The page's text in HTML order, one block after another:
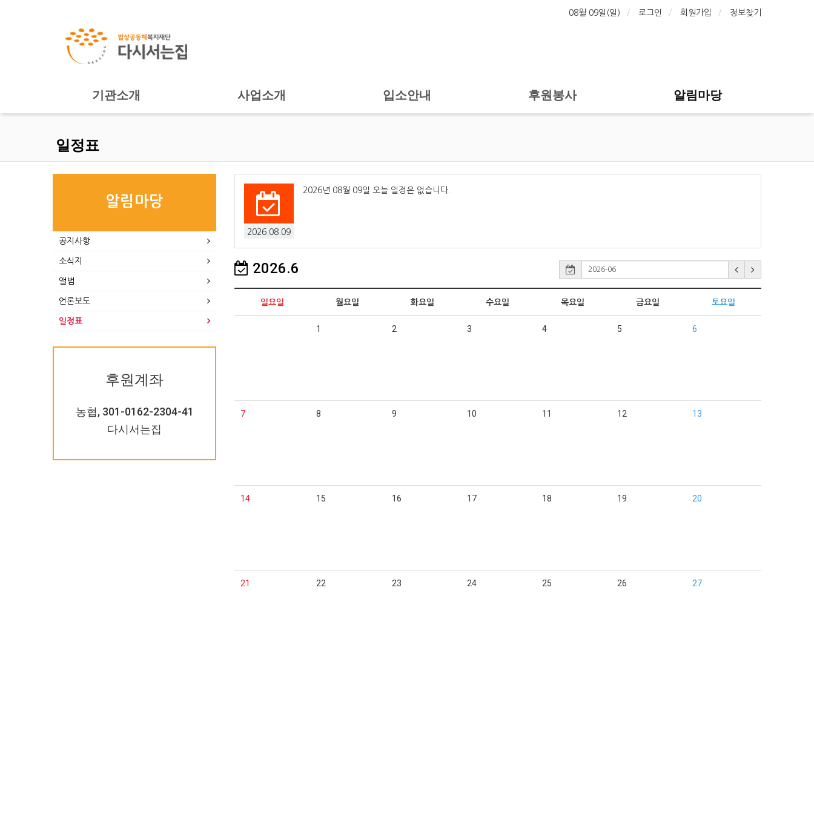
08월 09일(일) 로그인 회원가입 정보찾기
기관소개 사업소개 입소안내 후원봉사 알림마당
일정표
2026.08.09
2026년 08월 09일 오늘 일정은 없습니다.
2026.6
일요일 월요일 화요일 수요일 목요일 금요일 토요일
1 2 3 4 5 6
7 8 9 10 11 12 13
14 15 16 17 18 19 20
21 22 23 24 25 26 27
알림마당
공지사항
소식지
앨범
언론보도
일정표
후원계좌
농협, 301-0162-2304-41
다시서는집